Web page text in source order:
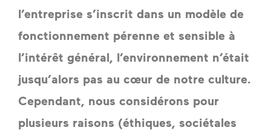
l’entreprise s’inscrit dans un modèle de
fonctionnement pérenne et sensible à
l’intérêt général, l’environnement n’était
jusqu’alors pas au cœur de notre culture.
Cependant, nous considérons pour
plusieurs raisons (éthiques, sociétales